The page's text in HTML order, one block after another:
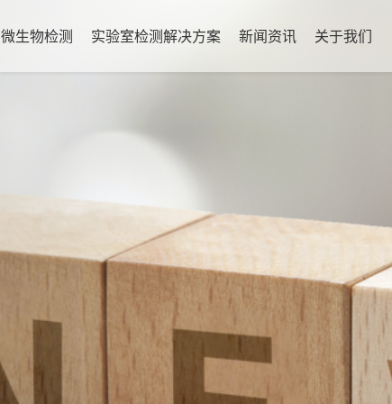
微生物检测 实验室检测解决方案 新闻资讯 关于我们